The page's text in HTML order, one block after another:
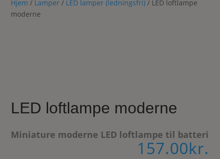
Hjem / Lamper / LED lamper (ledningsfri) / LED loftlampe
moderne
LED loftlampe moderne
Miniature moderne LED loftlampe til batteri
157.00kr.